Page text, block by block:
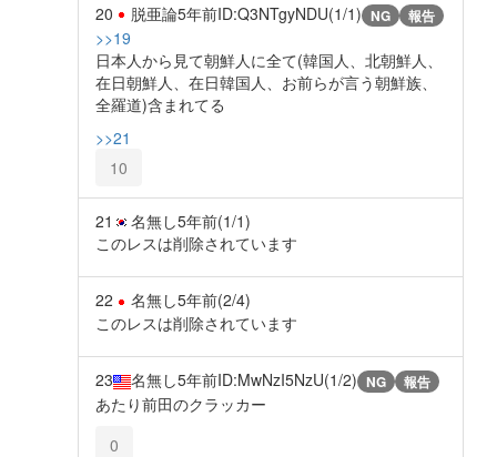
20 脱亜論5年前ID:Q3NTgyNDU(1/1) NG 報告
>>19
日本人から見て朝鮮人に全て(韓国人、北朝鮮人、
在日朝鮮人、在日韓国人、お前らが言う朝鮮族、
全羅道)含まれてる
>>21
10
21 名無し5年前(1/1)
このレスは削除されています
22 名無し5年前(2/4)
このレスは削除されています
23 名無し5年前ID:MwNzI5NzU(1/2) NG 報告
あたり前田のクラッカー
0